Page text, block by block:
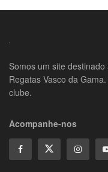
Somos um site
Regatas Vasco da
clube.
Acompanhe-nos